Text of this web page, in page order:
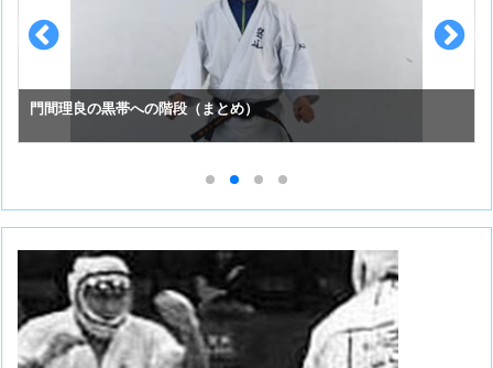
門間理良の黒帯への階段（まとめ）